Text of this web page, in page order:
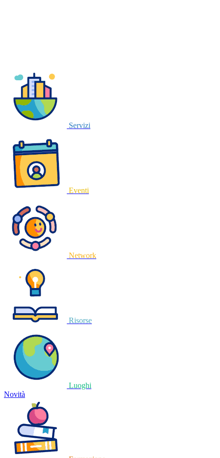
Servizi
Eventi
Network
Risorse
Luoghi
Novità